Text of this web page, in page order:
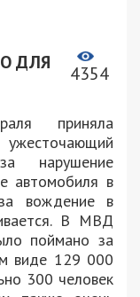
ДЛЯ
4354
приняла
нарушение
автомобиля в
вождение в
В МВД
поймано за
виде 129 000
300 человек